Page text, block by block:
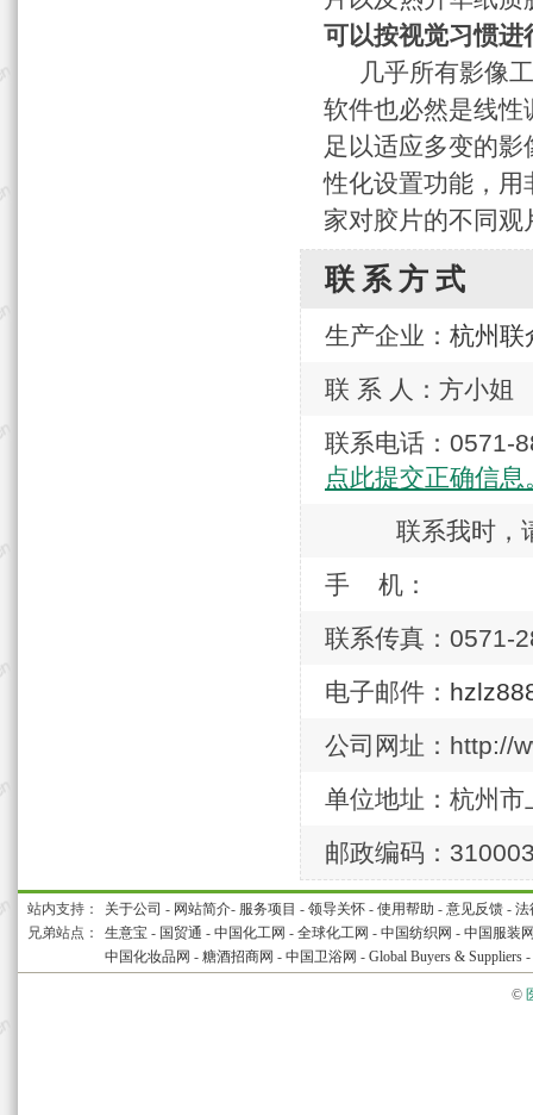
可以按视觉习惯进
几乎所有影像工
软件也必然是线性
足以适应多变的
性化设置功能，用
家对胶片的不同观
联系方式
生产企业： 杭州联
联 系 人：方小姐
联系电话：
点此提交正确信息
联系我时，
手 机：
联系传真：0571-
电子邮件：
公司网址：http://
单位地址：杭州
邮政编码：
站内支持： 关于公司 - 网站简介- 服务项目 - 领导关怀 - 使用帮助 - 意见反馈 - 法
兄弟站点：
生意宝 - 国贸通 - 中国化工网 - 全球化工网 - 中国纺织网 - 中国服装
中国化妆品网 - 糖酒招商网 - 中国卫浴网 - Global Buyers & Suppliers -
©